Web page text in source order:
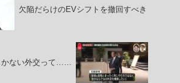
欠陥だらけのEVシフトを撤回すべき
かない外交って……